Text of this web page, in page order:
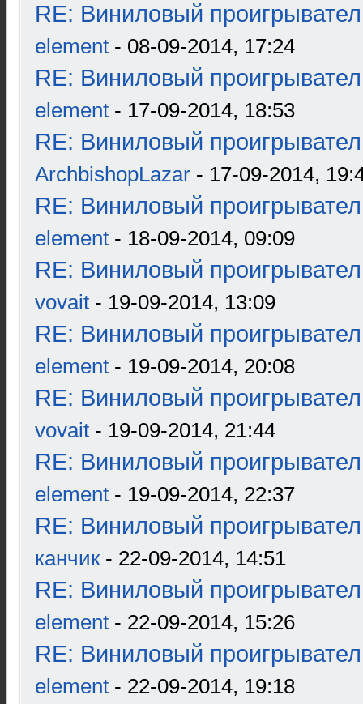
RE: Виниловый
element - 08-09-2014, 17:24
RE: Виниловый
element - 17-09-2014, 18:53
RE: Виниловый
ArchbishopLazar - 17-09-2014,
RE: Виниловый
element - 18-09-2014, 09:09
RE: Виниловый
vovait - 19-09-2014, 13:09
RE: Виниловый
element - 19-09-2014, 20:08
RE: Виниловый
vovait - 19-09-2014, 21:44
RE: Виниловый
element - 19-09-2014, 22:37
RE: Виниловый
канчик- 22-09-2014, 14:51
RE: Виниловый
element - 22-09-2014, 15:26
RE: Виниловый
element - 22-09-2014, 19:18